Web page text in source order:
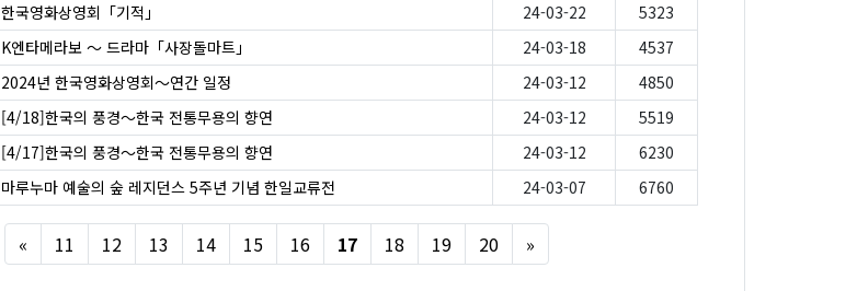
한국영화상영회「기적」 24-03-22
5323
K엔타메라보 ～ 드라마「사장돌마트」 24-03-18
4537
2024년 한국영화상영회～연간 일정 24-03-12
4850
[4/18]한국의 풍경～한국 전통무용의 향연 24-03-12
5519
[4/17]한국의 풍경～한국 전통무용의 향연 24-03-12
6230
마루누마 예술의 숲 레지던스 5주년 기념 한일교류전 24-03-07 6760
« Previous
11 12 13 14 15 16 17 18 19 20 »